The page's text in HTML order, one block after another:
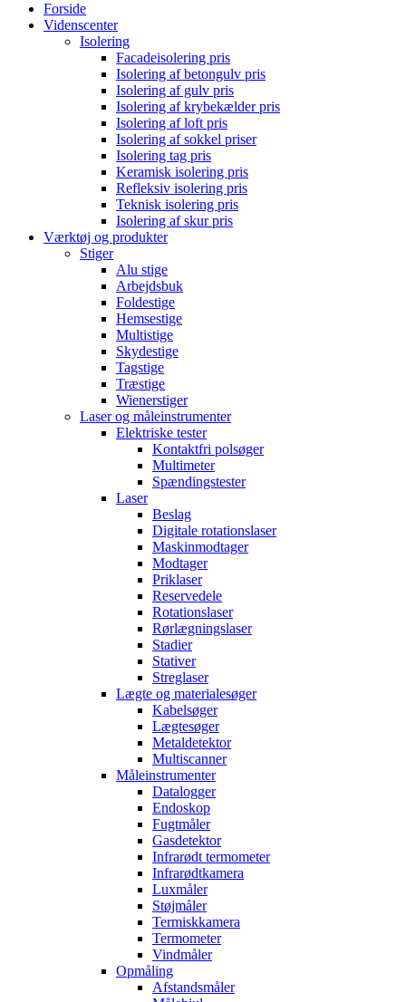
Forside
Videnscenter
Isolering
Facadeisolering pris
Isolering af betongulv pris
Isolering af gulv pris
Isolering af krybekælder pris
Isolering af loft pris
Isolering af sokkel priser
Isolering tag pris
Keramisk isolering pris
Refleksiv isolering pris
Teknisk isolering pris
Isolering af skur pris
Værktøj og produkter
Stiger
Alu stige
Arbejdsbuk
Foldestige
Hemsestige
Multistige
Skydestige
Tagstige
Træstige
Wienerstiger
Laser og måleinstrumenter
Elektriske tester
Kontaktfri polsøger
Multimeter
Spændingstester
Laser
Beslag
Digitale rotationslaser
Maskinmodtager
Modtager
Priklaser
Reservedele
Rotationslaser
Rørlægningslaser
Stadier
Stativer
Streglaser
Lægte og materialesøger
Kabelsøger
Lægtesøger
Metaldetektor
Multiscanner
Måleinstrumenter
Datalogger
Endoskop
Fugtmåler
Gasdetektor
Infrarødt termometer
Infrarødtkamera
Luxmåler
Støjmåler
Termiskkamera
Termometer
Vindmåler
Opmåling
Afstandsmåler